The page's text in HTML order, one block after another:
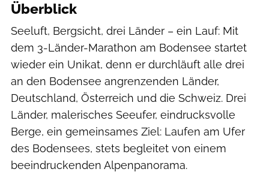
Überblick
Seeluft, Bergsicht, drei Länder – ein Lauf: Mit
dem 3-Länder-Marathon am Bodensee startet
wieder ein Unikat, denn er durchläuft alle drei
an den Bodensee angrenzenden Länder,
Deutschland, Österreich und die Schweiz. Drei
Länder, malerisches Seeufer, eindrucksvolle
Berge, ein gemeinsames Ziel: Laufen am Ufer
des Bodensees, stets begleitet von einem
beeindruckenden Alpenpanorama.